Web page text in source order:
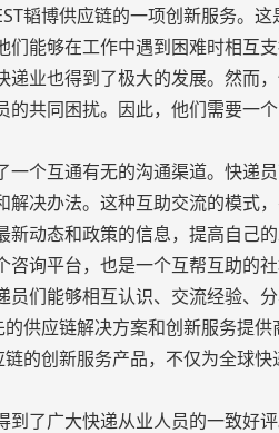
韬博供应链的一项创新服务。
能够在工作中遇到困难时相互支
递业也得到了极大的发展。然而
的共同困扰。因此，他们需要一
一个互通有无的沟通渠道。快递
解决办法。这种互助交流的模式
动态和政策的信息，提高自己的
咨询平台，也是一个互帮互助的
们能够相互认识、交流经验、
供应链解决方案和创新服务提
的创新服务产品，不仅为全球
到了广大快递从业人员的一致好